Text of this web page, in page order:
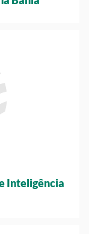
Inteligência